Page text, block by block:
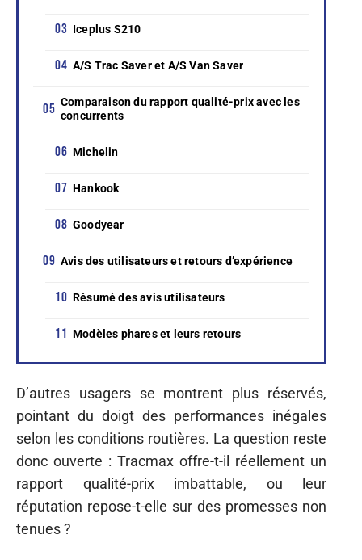
Iceplus S210
A/S Trac Saver et A/S Van Saver
Comparaison du rapport qualité-prix avec les
concurrents
Michelin
Hankook
Goodyear
Avis des utilisateurs et retours d’expérience
Résumé des avis utilisateurs
Modèles phares et leurs retours
D’autres usagers se montrent plus réservés,
pointant du doigt des performances inégales
selon les conditions routières. La question reste
donc ouverte : Tracmax offre-t-il réellement un
rapport qualité-prix imbattable, ou leur
réputation repose-t-elle sur des promesses non
tenues ?